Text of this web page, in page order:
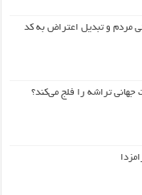
مردم و تبدیل اعتراض به کد
تراشه را فلج می‌کند؟